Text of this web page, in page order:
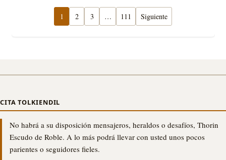
1 2 3 … 111 Siguiente
CITA TOLKIENDIL
No habrá a su disposición mensajeros, heraldos o desafíos, Thorin
Escudo de Roble. A lo más podrá llevar con usted unos pocos
parientes o seguidores fieles.